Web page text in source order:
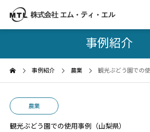
事例紹介
事例紹介 農業 観光ぶどう園での
農業
観光ぶどう園での使用事例（山梨県）